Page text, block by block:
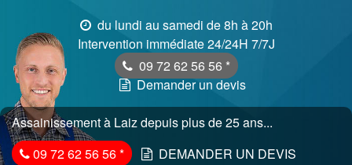
du lundi au samedi de 8h à 20h
Intervention immédiate 24/24H 7/7J
09 72 62 56 56 *
Demander un devis
Assainissement à Laiz depuis plus de 25 ans...
09 72 62 56 56* DEMANDER UN DEVIS